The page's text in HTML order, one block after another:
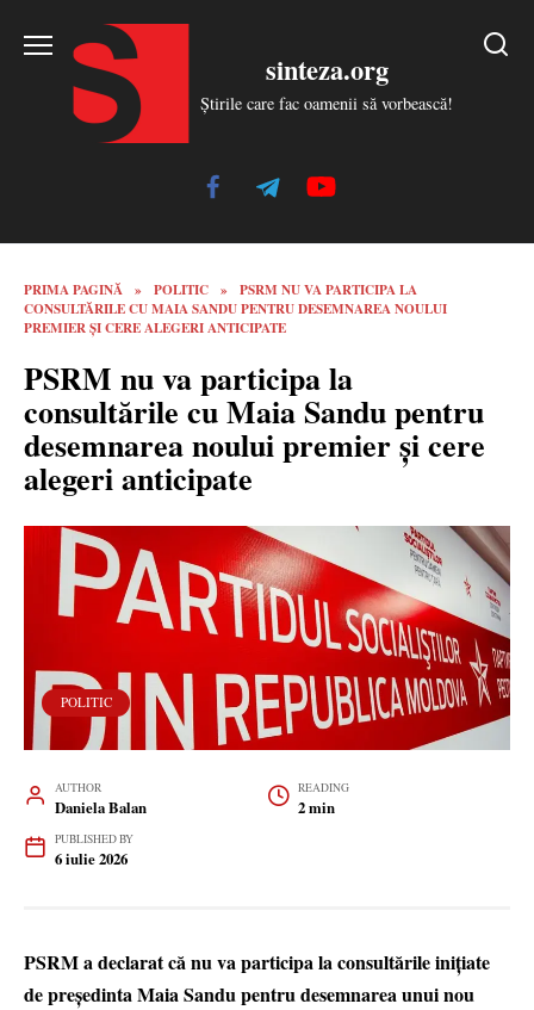
sinteza.org
Știrile care fac oamenii să vorbească!
PRIMA PAGINĂ » POLITIC »
PSRM NU VA PARTICIPA LA
CONSULTĂRILE CU MAIA SANDU PENTRU DESEMNAREA NOULUI
PREMIER ȘI CERE ALEGERI ANTICIPATE
PSRM nu va participa la
consultările cu Maia Sandu pentru
desemnarea noului premier și cere
alegeri anticipate
POLITIC
AUTHOR
Daniela Balan
READING
2 min
PUBLISHED BY
6 iulie 2026
PSRM a declarat că nu va participa la consultările inițiate
de președinta Maia Sandu pentru desemnarea unui nou